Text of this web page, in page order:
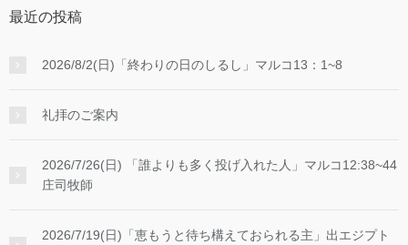
最近の投稿
2026/8/2(日)「終わりの日のしるし」マルコ13：1~8
礼拝のご案内
2026/7/26(日) 「誰よりも多く投げ入れた人」マルコ12:38~44
庄司牧師
2026/7/19(日)「恵もうと待ち構えておられる主」出エジプト